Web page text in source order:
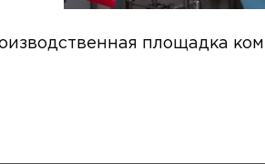
площадка